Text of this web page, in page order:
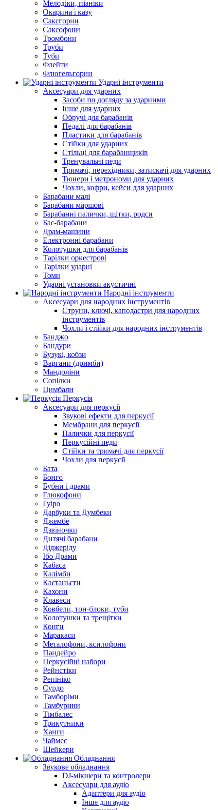
Мелодіки, піаніки
Окарина і казу
Саксгорни
Саксофони
Тромбони
Труби
Туби
Флейти
Флюгельгорни
Ударні інструменти
Аксесуари для ударних
Засоби по догляду за ударними
Інше для ударних
Обручі для барабанів
Педалі для барабанів
Пластики для барабанів
Стійки для ударних
Стільці для барабанщиків
Тренувальні педи
Тримачі, перехідники, затискачі для ударних
Тюнери і метрономи для ударних
Чохли, кофри, кейси для ударних
Барабани малі
Барабани маршові
Барабанні палички, щітки, родси
Бас-барабани
Драм-машини
Електронні барабани
Колотушки для барабанів
Тарілки оркестрові
Тарілки ударні
Томи
Ударні установки акустичні
Народні інструменти
Аксесуари для народних інструментів
Струни, ключі, каподастри для народних
інструментів
Чохли і стійки для народних інструментів
Банджо
Бандури
Бузукі, кобзи
Варгани (дримби)
Мандоліни
Сопілки
Цимбали
Перкусія
Аксесуари для перкусії
Звукові ефекти для перкусії
Мембрани для перкусії
Палички для перкусії
Перкусійні педи
Стійки та тримачі для перкусії
Чохли для перкусії
Бата
Бонго
Бубни і драми
Глюкофони
Гуіро
Дарбуки та Думбеки
Джембе
Дзвіночки
Дитячі барабани
Діджеріду
Ібо Драми
Кабаса
Калімби
Кастаньєти
Кахони
Клавеси
Ковбели, тон-блоки, туби
Колотушки та трещітки
Конги
Маракаси
Металофони, ксилофони
Пандейро
Перкусійні набори
Рейнстіки
Репініко
Сурдо
Тамборіми
Тамбурини
Тімбалес
Трикутники
Ханги
Чаймес
Шейкери
Обладнання
Звукове обладнання
DJ-мікшери та контролери
Аксесуари для аудіо
Адаптери для аудіо
Інше для аудіо